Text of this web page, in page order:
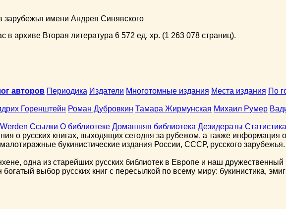
зарубежья имени Андрея Синявского
в архиве Вторая литература 6 572 ед. хр. (1 263 078 страниц).
авторов Периодика Издатели Многотомные издания Места издания По
Горенштейн Роман Дубровкин Тамара Жирмунская Михаил Румер
Ссылки О библиотеке Домашняя библиотека Дезидераты Статистика
о русских книгах, выходящих сегодня за рубежом, а также информация
букинистические издания России, СССР, русского
одна из старейших русских библиотек в Европе и наш дружественный
богатый выбор русских книг с пересылкой по всему миру: букинистика,